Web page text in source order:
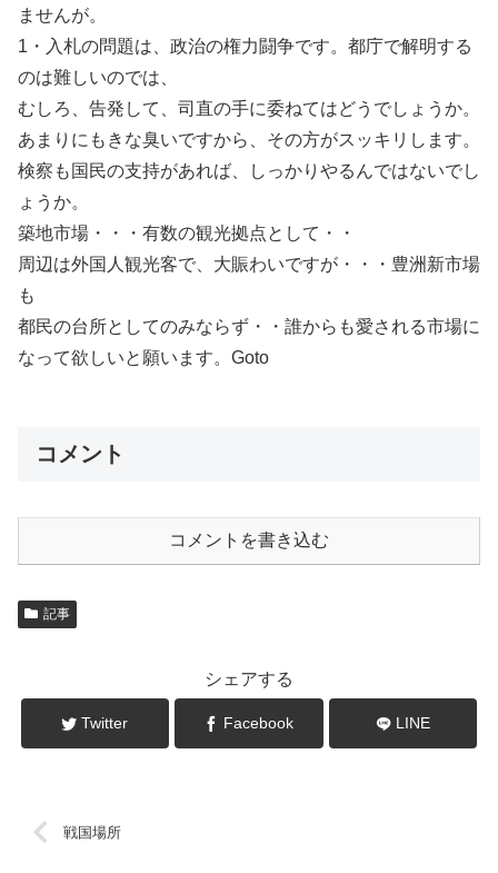
ませんが。
1・入札の問題は、政治の権力闘争です。都庁で解明する
のは難しいのでは、
むしろ、告発して、司直の手に委ねてはどうでしょうか。
あまりにもきな臭いですから、その方がスッキリします。
検察も国民の支持があれば、しっかりやるんではないでし
ょうか。
築地市場・・・有数の観光拠点として・・
周辺は外国人観光客で、大賑わいですが・・・豊洲新市場
も
都民の台所としてのみならず・・誰からも愛される市場に
なって欲しいと願います。Goto
コメント
コメントを書き込む
記事
シェアする
Twitter Facebook LINE
戦国場所